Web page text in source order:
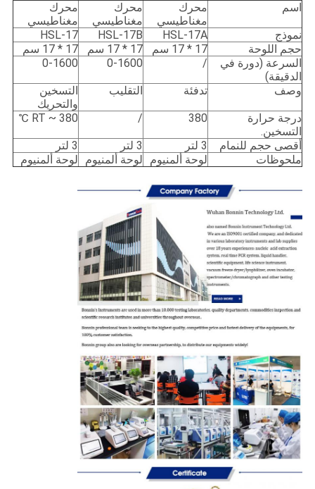
اسم
محرك
مغناطيسي
محرك
مغناطيسي
محرك
مغناطيسي
نموذج
HSL-17A
HSL-17B
HSL-17
حجم اللوحة
17 * 17 سم 17 * 17 سم
17 * 17 سم
السرعة (دورة في
الدقيقة)
/
0-1600
0-1600
وصف تدفئة التقليب
التسخين
والتحريك
درجة حرارة
التسخين.
380
/
RT ~ 380 ℃
أقصى حجم للنمام 3 لتر 3 لتر
3 لتر
ملحوظات
لوحة ألمنيوم لوحة ألمنيوم لوحة ألمنيوم